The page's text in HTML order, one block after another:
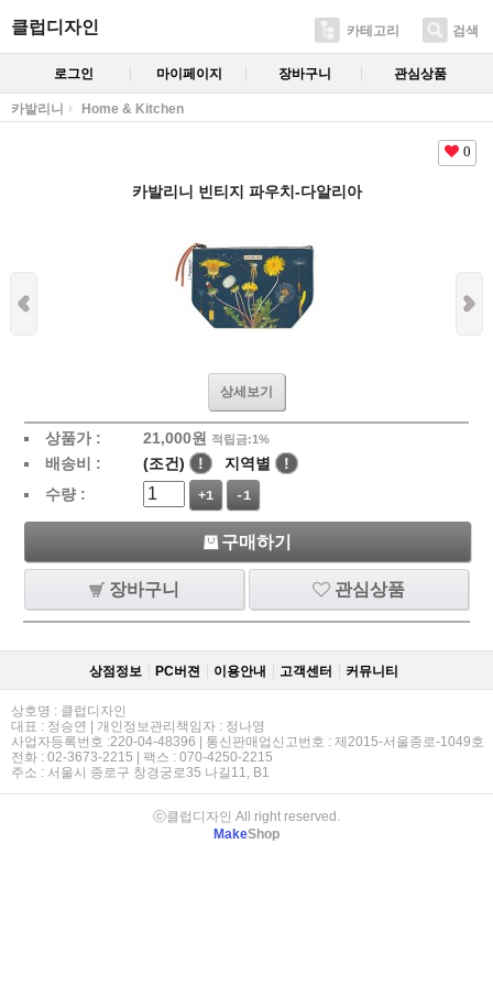
클럽디자인 카테고리 검색
로그인 마이페이지 장바구니 관심상품
카발리니 Home & Kitchen
0
카발리니 빈티지 파우치-다알리아
상세보기
상품가 : 21,000원 적립금:1%
배송비 : (조건) ! 지역별
!
수량 :
+1 -1
구매하기
장바구니 관심상품
상점정보 PC버젼 이용안내 고객센터 커뮤니티
상호명 : 클럽디자인
대표 : 정승연 | 개인정보관리책임자 : 정나영
사업자등록번호 :220-04-48396 | 통신판매업신고번호 : 제2015-서울종로-1049호
전화 : 02-3673-2215 | 팩스 : 070-4250-2215
주소 : 서울시 종로구 창경궁로35 나길11, B1
ⓒ클럽디자인 All right reserved.
MakeShop